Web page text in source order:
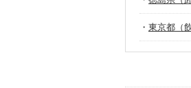
・ 東京都（